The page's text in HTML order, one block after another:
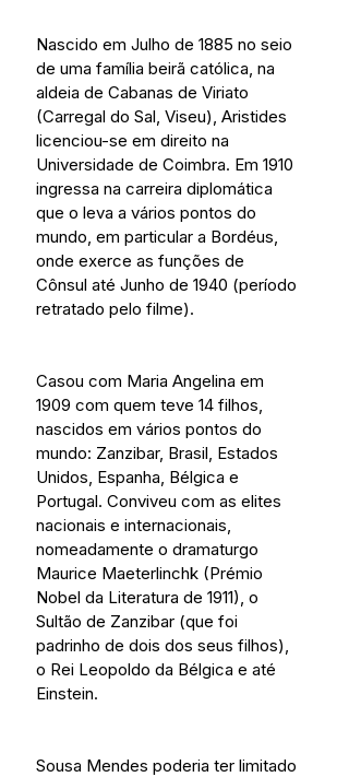
Nascido em Julho de 1885 no seio
de uma família beirã católica, na
aldeia de Cabanas de Viriato
(Carregal do Sal, Viseu), Aristides
licenciou-se em direito na
Universidade de Coimbra. Em 1910
ingressa na carreira diplomática
que o leva a vários pontos do
mundo, em particular a Bordéus,
onde exerce as funções de
Cônsul até Junho de 1940 (período
retratado pelo filme).
Casou com Maria Angelina em
1909 com quem teve 14 filhos,
nascidos em vários pontos do
mundo: Zanzibar, Brasil, Estados
Unidos, Espanha, Bélgica e
Portugal. Conviveu com as elites
nacionais e internacionais,
nomeadamente o dramaturgo
Maurice Maeterlinchk (Prémio
Nobel da Literatura de 1911), o
Sultão de Zanzibar (que foi
padrinho de dois dos seus filhos),
o Rei Leopoldo da Bélgica e até
Einstein.
Sousa Mendes poderia ter limitado